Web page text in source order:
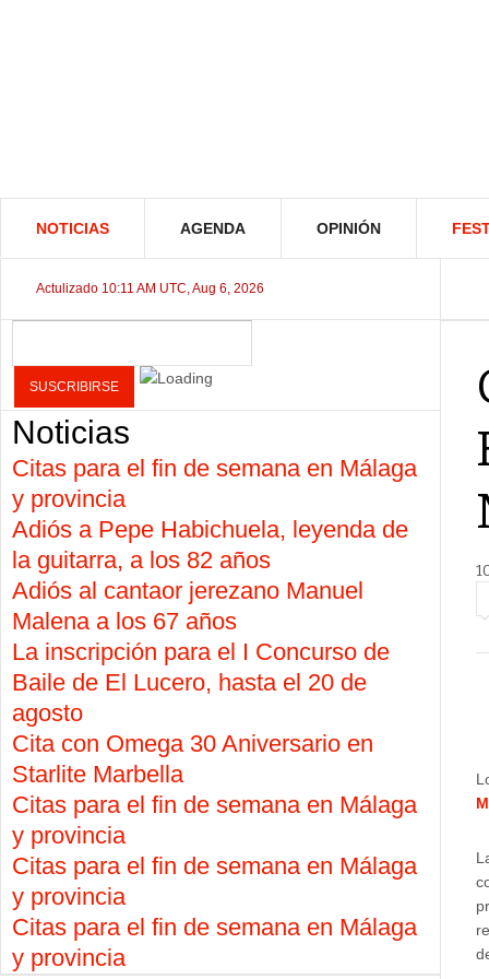
NOTICIAS AGENDA OPINIÓN
Actulizado 10:11 AM UTC, Aug 6, 2026
Noticias
Citas para el fin de semana en Málaga
y provincia
Adiós a Pepe Habichuela, leyenda de
la guitarra, a los 82 años
Adiós al cantaor jerezano Manuel
Malena a los 67 años
La inscripción para el I Concurso de
Baile de El Lucero, hasta el 20 de
agosto
Cita con Omega 30 Aniversario en
Starlite Marbella
Citas para el fin de semana en Málaga
y provincia
Citas para el fin de semana en Málaga
y provincia
Citas para el fin de semana en Málaga
y provincia